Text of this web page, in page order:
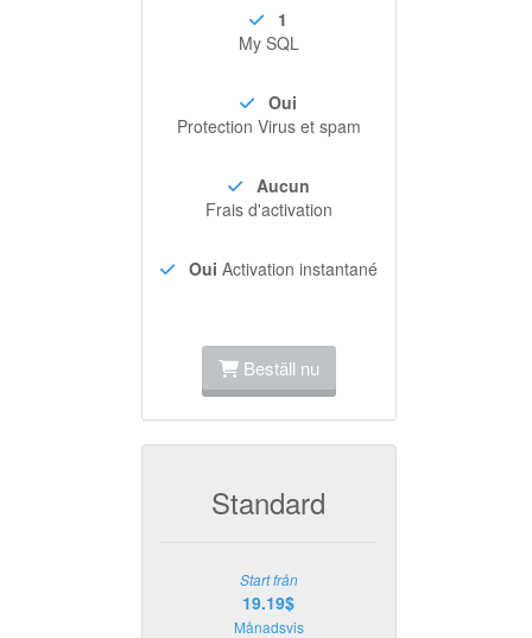
1
My SQL
Oui
Protection Virus et spam
Aucun
Frais d'activation
Oui Activation instantané
Beställ nu
Standard
Start från
19.19$
Månadsvis